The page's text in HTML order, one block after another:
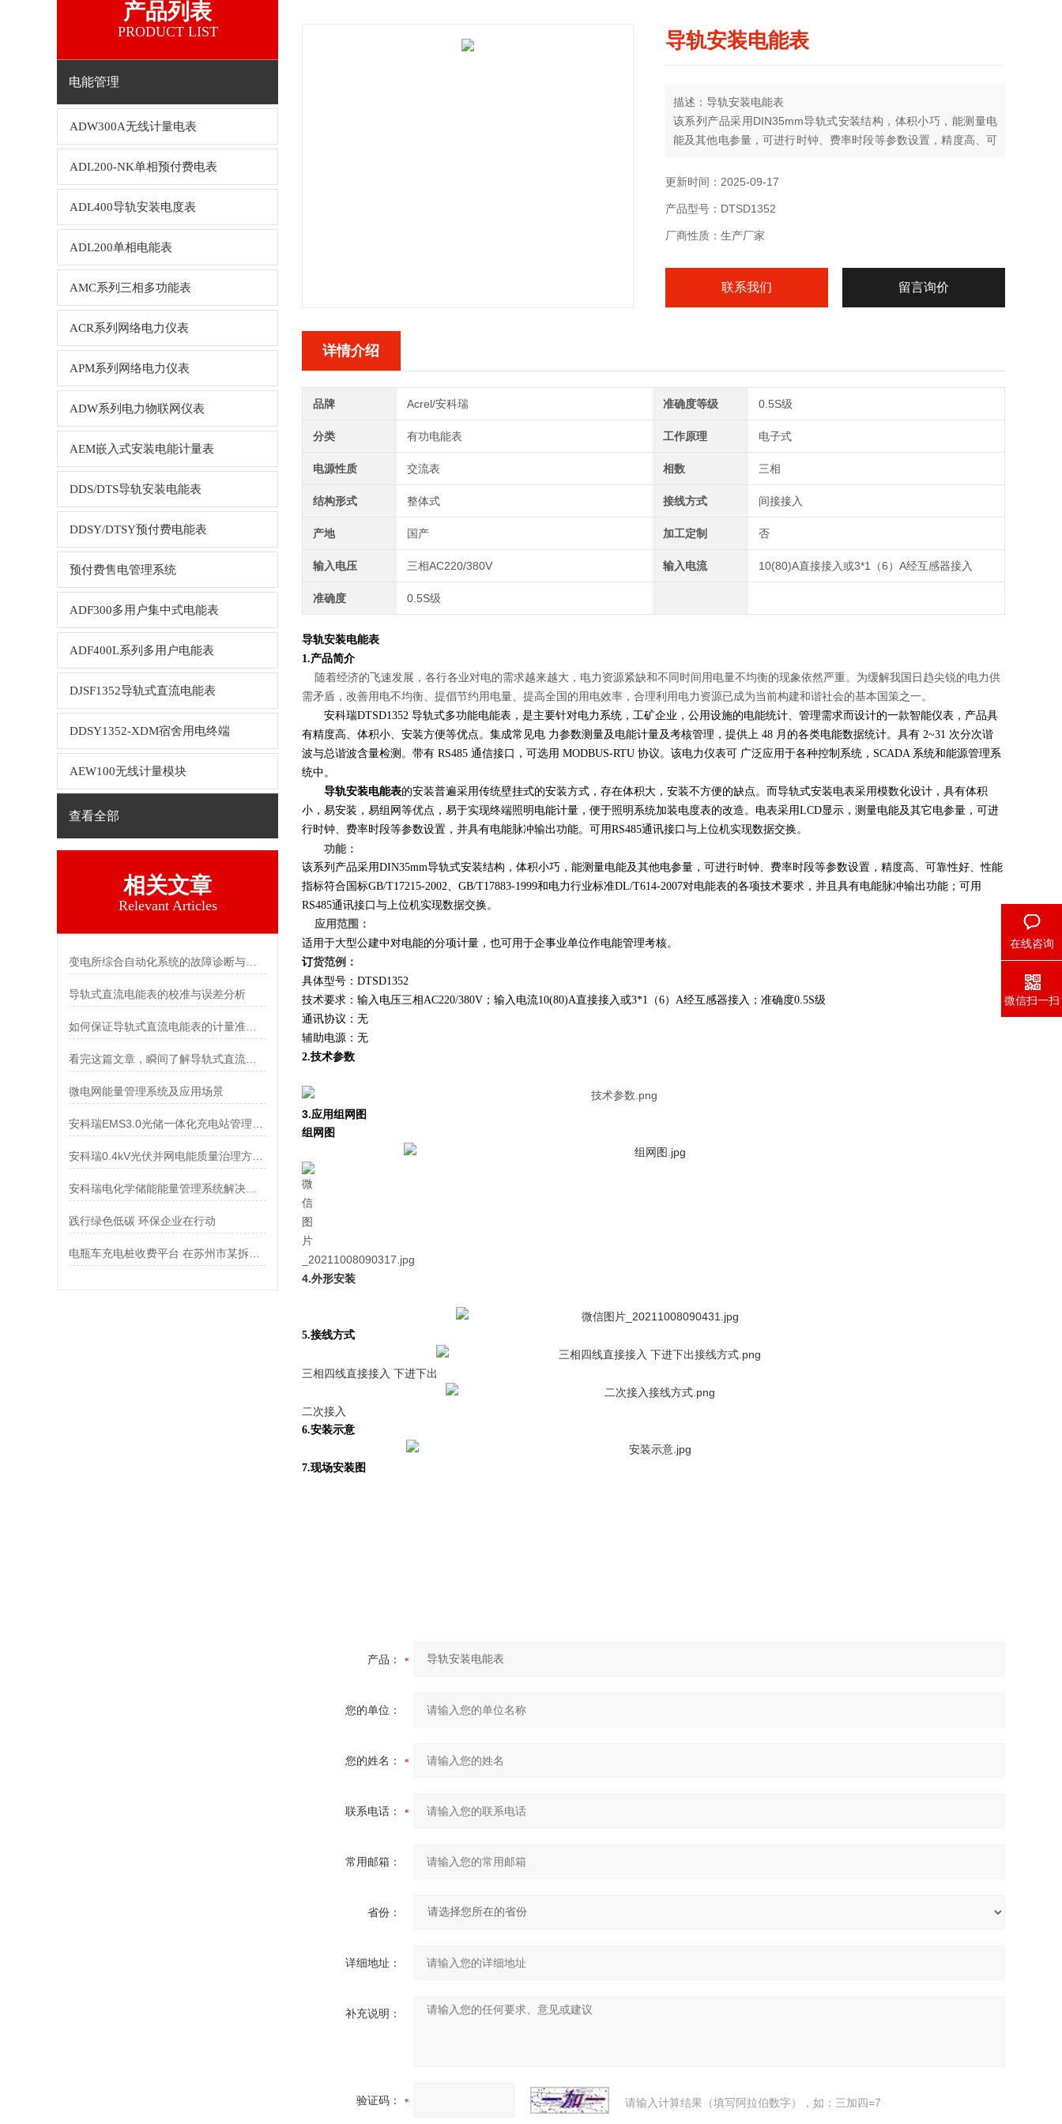
产品列表
PRODUCT LIST
电能管理
ADW300A无线计量电表
ADL200-NK单相预付费电表
ADL400导轨安装电度表
ADL200单相电能表
AMC系列三相多功能表
ACR系列网络电力仪表
APM系列网络电力仪表
ADW系列电力物联网仪表
AEM嵌入式安装电能计量表
DDS/DTS导轨安装电能表
DDSY/DTSY预付费电能表
预付费售电管理系统
ADF300多用户集中式电能表
ADF400L系列多用户电能表
DJSF1352导轨式直流电能表
DDSY1352-XDM宿舍用电终端
AEW100无线计量模块
查看全部
相关文章
Relevant Articles
变电所综合自动化系统的故障诊断与自愈功能探究
导轨式直流电能表的校准与误差分析
如何保证导轨式直流电能表的计量准确性？
看完这篇文章，瞬间了解导轨式直流电能表了
微电网能量管理系统及应用场景
安科瑞0.4kV光伏并网电能质量治理方案：
安科瑞电化学储能能量管理系统解决方案
践行绿色低碳 环保企业在行动
电瓶车充电桩收费平台 在苏州市某拆迁小区的应用
导轨安装电能表
描述：导轨安装电能表
该系列产品采用DIN35mm导轨式安装结构，体积小巧，能测量电
能及其他电参量，可进行时钟、费率时段等参数设置，精度高、可
和电力行业标准DL/T614-2007对电能表的各项技术要求，并且具
换。
更新时间：2025-09-17
产品型号：DTSD1352
厂商性质：生产厂家
联系我们 留言询价
详情介绍
品牌 Acrel/安科瑞 准确度等级 0.5S级
分类 有功电能表 工作原理 电子式
电源性质 交流表 相数 三相
结构形式 整体式 接线方式 间接接入
产地 国产 加工定制 否
输入电压 三相AC220/380V 输入电流 10(80)A直接接入或3*1（6）A经互感器接入
准确度 0.5S级
导轨安装电能表
1.产品简介
随着经济的飞速发展，各行各业对电的需求越来越大，电力资源紧缺和不同时间用电量不均衡的现象依然严重。为缓解我国日趋尖锐的电力供
需矛盾，改善用电不均衡、提倡节约用电量、提高全国的用电效率，合理利用电力资源已成为当前构建和谐社会的基本国策之一。
安科瑞DTSD1352 导轨式多功能电能表，是主要针对电力系统，工矿企业，公用设施的电能统计、管理需求而设计的一款智能仪表，产品具
有精度高、体积小、安装方便等优点。集成常见电 力参数测量及电能计量及考核管理，提供上 48 月的各类电能数据统计。具有 2~31 次分次谐
波与总谐波含量检测。带有 RS485 通信接口，可选用 MODBUS-RTU 协议。该电力仪表可 广泛应用于各种控制系统，SCADA 系统和能源管理系
统中。
导轨安装电能表的安装普遍采用传统壁挂式的安装方式，存在体积大，安装不方便的缺点。而导轨式安装电表采用模数化设计，具有体积
小，易安装，易组网等优点，易于实现终端照明电能计量，便于照明系统加装电度表的改造。电表采用LCD显示，测量电能及其它电参量，可进
行时钟、费率时段等参数设置，并具有电能脉冲输出功能。可用RS485通讯接口与上位机实现数据交换。
功能：
该系列产品采用DIN35mm导轨式安装结构，体积小巧，能测量电能及其他电参量，可进行时钟、费率时段等参数设置，精度高、可靠性好、性能
指标符合国标GB/T17215-2002、GB/T17883-1999和电力行业标准DL/T614-2007对电能表的各项技术要求，并且具有电能脉冲输出功能；可用
RS485通讯接口与上位机实现数据交换。
应用范围：
适用于大型公建中对电能的分项计量，也可用于企事业单位作电能管理考核。
订货范例：
具体型号：DTSD1352
技术要求：输入电压三相AC220/380V；输入电流10(80)A直接接入或3*1（6）A经互感器接入；准确度0.5S级
通讯协议：无
辅助电源：无
2.技术参数
3.应用组网图
组网图
4.外形安装
5.接线方式
三相四线直接接入 下进下出
二次接入
6.安装示意
7.现场安装图
产品：
您的单位：
您的姓名：
联系电话：
常用邮箱：
省份：
详细地址：
补充说明：
验证码： 请输入计算结果（填写阿拉伯数字），如：三加四=7
在线咨询
微信扫一扫